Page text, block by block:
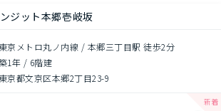
ジット本郷壱岐坂
東京メトロ丸ノ内線 / 本郷三丁目駅 徒歩2分
1年 / 6階建
東京都文京区本郷2丁目23-9